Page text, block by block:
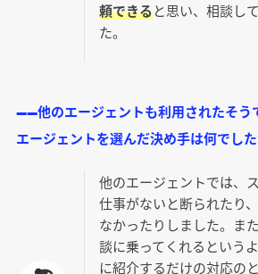
頼できると思い、相談し
た。
――他のエージェントも利用されたそう
エージェントを選んだ決め手は何でし
他のエージェントでは、
仕事がないと断られたり
なかったりしました。ま
談に乗ってくれるという
に紹介するだけの対応の